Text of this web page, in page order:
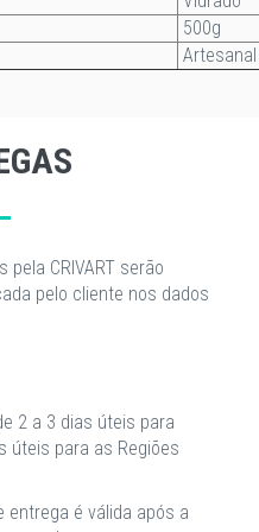
500g
Artesanal
CRIVART serão
pelo cliente nos dados
2 a 3 dias úteis para
úteis para as Regiões
entrega é válida após a